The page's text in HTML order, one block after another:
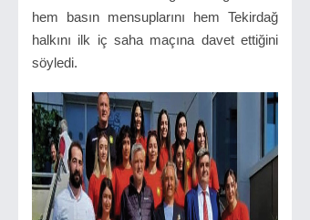
hem basın mensuplarını hem Tekirdağ
halkını ilk iç saha maçına davet ettiğini
söyledi.